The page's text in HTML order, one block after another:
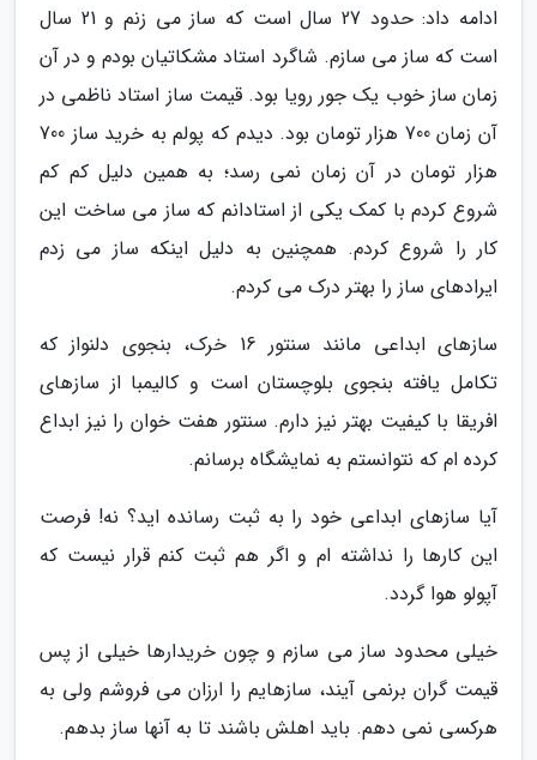
ادامه داد: حدود 27 سال است که ساز می زنم و 21 سال
است که ساز می سازم. شاگرد استاد مشکاتیان بودم و در آن
زمان ساز خوب یک جور رویا بود. قیمت ساز استاد ناظمی در
آن زمان 700 هزار تومان بود. دیدم که پولم به خرید ساز 700
هزار تومان در آن زمان نمی رسد؛ به همین دلیل کم کم
شروع کردم با کمک یکی از استادانم که ساز می ساخت این
کار را شروع کردم. همچنین به دلیل اینکه ساز می زدم
ایرادهای ساز را بهتر درک می کردم.
سازهای ابداعی مانند سنتور 16 خرک، بنجوی دلنواز که
تکامل یافته بنجوی بلوچستان است و کالیمبا از سازهای
افریقا با کیفیت بهتر نیز دارم. سنتور هفت خوان را نیز ابداع
کرده ام که نتوانستم به نمایشگاه برسانم.
آیا سازهای ابداعی خود را به ثبت رسانده اید؟ نه! فرصت
این کارها را نداشته ام و اگر هم ثبت کنم قرار نیست که
آپولو هوا گردد.
خیلی محدود ساز می سازم و چون خریدارها خیلی از پس
قیمت گران برنمی آیند، سازهایم را ارزان می فروشم ولی به
هرکسی نمی دهم. باید اهلش باشند تا به آنها ساز بدهم.